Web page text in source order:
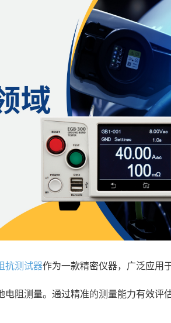
抗测试器作为一款精密仪器，广泛应用
阻测量。通过精准的测量能力有效